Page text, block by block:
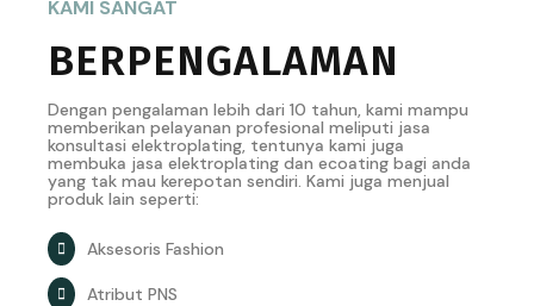
KAMI SANGAT
BERPENGALAMAN
Dengan pengalaman lebih dari 10 tahun, kami mampu
memberikan pelayanan profesional meliputi jasa
konsultasi elektroplating, tentunya kami juga
membuka jasa elektroplating dan ecoating bagi anda
yang tak mau kerepotan sendiri. Kami juga menjual
produk lain seperti:
Aksesoris Fashion
Atribut PNS